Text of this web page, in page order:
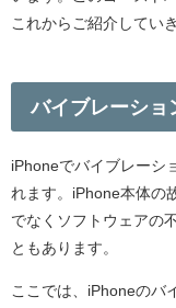
これからご紹介してい
バイブレーショ
iPhoneでバイブレーシ
れます。iPhone本体の
でなくソフトウェアの
ともあります。
ここでは、iPhoneのバ